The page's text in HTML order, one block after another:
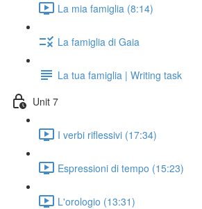
La mia famiglia (8:14)
La famiglia di Gaia
La tua famiglia | Writing task
Unit 7
I verbi riflessivi (17:34)
Espressioni di tempo (15:23)
L'orologio (13:31)